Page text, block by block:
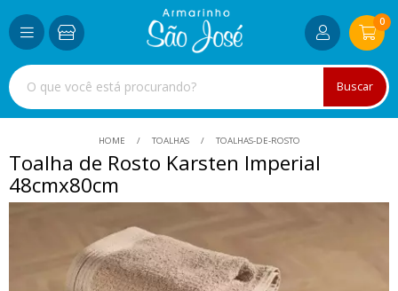
Buscar
0
HOME TOALHAS TOALHAS-DE-ROSTO
Toalha de Rosto Karsten Imperial
48cmx80cm